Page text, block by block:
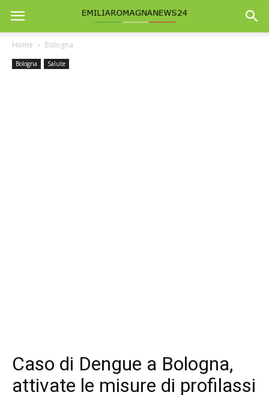
Home Bologna
Bologna Salute
Caso di Dengue a Bologna,
attivate le misure di profilassi